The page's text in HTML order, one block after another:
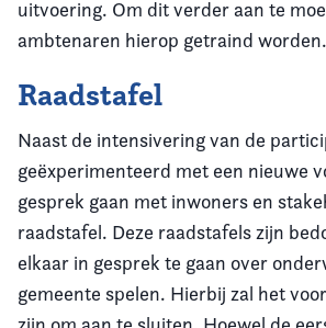
uitvoering. Om dit verder aan te
ambtenaren hierop getraind worden.
Raadstafel
Naast de intensivering van de
geëxperimenteerd met een nieuwe
gesprek gaan met inwoners en
raadstafel. Deze raadstafels zijn
elkaar in gesprek te gaan over
gemeente spelen. Hierbij zal het